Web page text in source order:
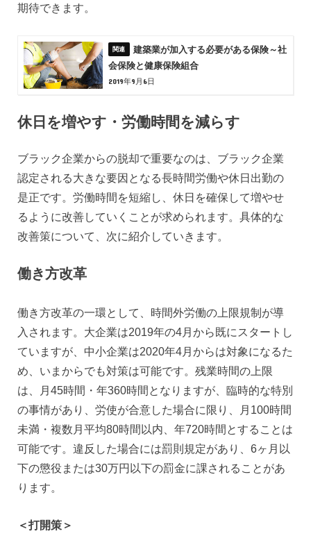
期待できます。
建築業が加入する必要がある保険～社
会保険と健康保険組合
2019年9月6日
休日を増やす・労働時間を減らす
ブラック企業からの脱却で重要なのは、ブラック企業
認定される大きな要因となる長時間労働や休日出勤の
是正です。労働時間を短縮し、休日を確保して増やせ
るように改善していくことが求められます。具体的な
改善策について、次に紹介していきます。
働き方改革
働き方改革の一環として、時間外労働の上限規制が導
入されます。大企業は2019年の4月から既にスタートし
ていますが、中小企業は2020年4月からは対象になるた
め、いまからでも対策は可能です。残業時間の上限
は、月45時間・年360時間となりますが、臨時的な特別
の事情があり、労使が合意した場合に限り、月100時間
未満・複数月平均80時間以内、年720時間とすることは
可能です。違反した場合には罰則規定があり、6ヶ月以
下の懲役または30万円以下の罰金に課されることがあ
ります。
＜打開策＞